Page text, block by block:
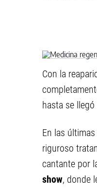
Con la
hasta se
En las
riguroso
cantante por
show, donde